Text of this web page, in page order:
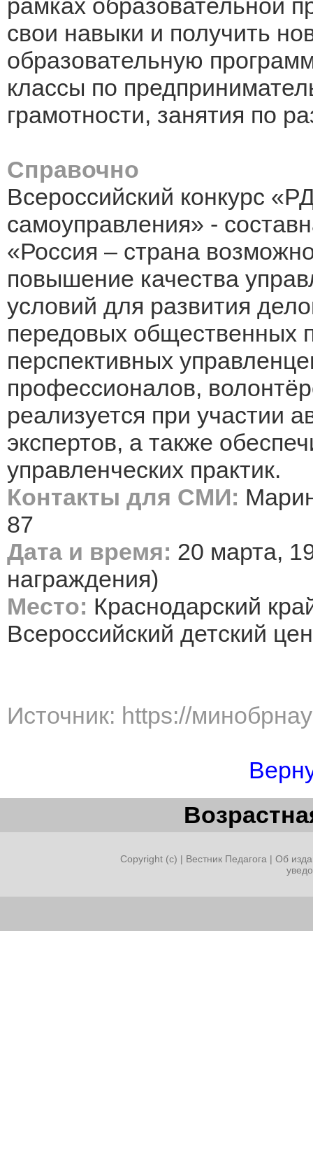
рамках образовательной
свои навыки и получить
образовательную
классы по
грамотности, занятия по
Справочно
Всероссийский конкурс
самоуправления» -
«Россия – страна
повышение качества
условий для развития
передовых общественных
перспективных
профессионалов,
реализуется при участии
экспертов, а также
управленческих практик.
Контакты для СМИ:
87
Дата и время: 20 марта,
награждения)
Место: Краснодарский
Всероссийский детский
Источник: https://
Copyright (c) | Вестник Педагога | Об